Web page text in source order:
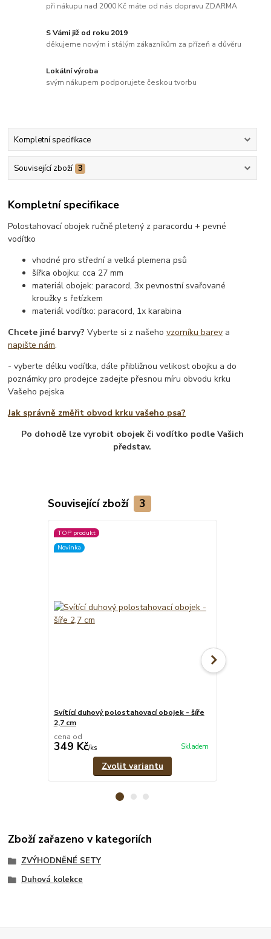
při nákupu nad 2000 Kč máte od nás dopravu ZDARMA
S Vámi již od roku 2019
děkujeme novým i stálým zákazníkům za přízeň a důvěru
Lokální výroba
svým nákupem podporujete českou tvorbu
Kompletní specifikace
Související zboží 3
Kompletní specifikace
Polostahovací obojek ručně pletený z paracordu + pevné
vodítko
vhodné pro střední a velká plemena psů
šířka obojku: cca 27 mm
materiál obojek: paracord, 3x pevnostní svařované
kroužky s řetízkem
materiál vodítko: paracord, 1x karabina
Chcete jiné barvy? Vyberte si z našehovzorníku barev a
napište nám.
- vyberte délku vodítka, dále přibližnou velikost obojku a do
poznámky pro prodejce zadejte přesnou míru obvodu krku
Vašeho pejska
Jak správně změřit obvod krku vašeho psa?
Po dohodě lze vyrobit obojek či vodítko podle Vašich
představ.
Související zboží 3
TOP produkt
Novinka
Svítící duhový polostahovací obojek - šíře
2,7 cm
cena od
349 Kč/ks Skladem
Zvolit variantu
Zboží zařazeno v kategoriích
ZVÝHODNĚNÉ SETY
Duhová kolekce